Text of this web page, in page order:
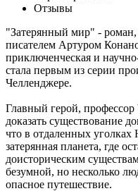
Отзывы
"Затерянный мир" -
писателем Артуром
приключенческая и
стала первым из серии
Челленджере.
Главный герой,
доказать существование
что в отдаленных
затерянная планета, где
доисторическим
безумной, но несколько
опасное путешествие.